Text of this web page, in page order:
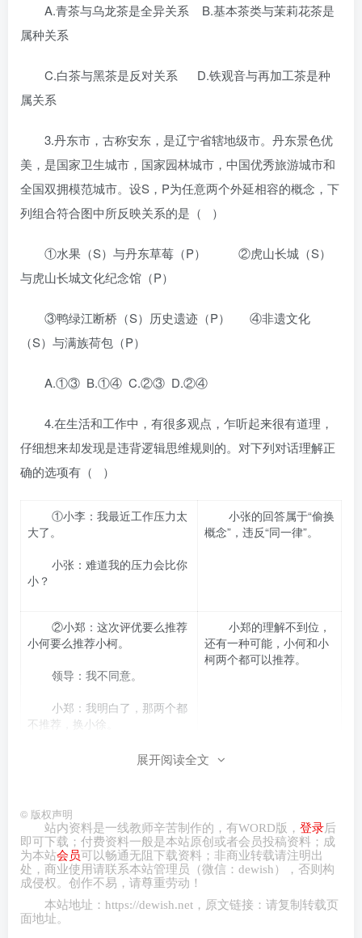
A.青茶与乌龙茶是全异关系 B.基本茶类与茉莉花茶是
属种关系
C.白茶与黑茶是反对关系 D.铁观音与再加工茶是种
属关系
3.丹东市，古称安东，是辽宁省辖地级市。丹东景色优
美，是国家卫生城市，国家园林城市，中国优秀旅游城市和
全国双拥模范城市。设S，P为任意两个外延相容的概念，下
列组合符合图中所反映关系的是（ ）
①水果（S）与丹东草莓（P） ②虎山长城（S）
与虎山长城文化纪念馆（P）
③鸭绿江断桥（S）历史遗迹（P） ④非遗文化
（S）与满族荷包（P）
A.①③ B.①④ C.②③ D.②④
4.在生活和工作中，有很多观点，乍听起来很有道理，
仔细想来却发现是违背逻辑思维规则的。对下列对话理解正
确的选项有（ ）
①小李：我最近工作压力太
大了。
小张：难道我的压力会比你
小？
小张的回答属于“偷换
概念”，违反“同一律”。
②小郑：这次评优要么推荐
小何要么推荐小柯。
领导：我不同意。
小郑：我明白了，那两个都
不推荐，换小徐。
小郑的理解不到位，
还有一种可能，小何和小
柯两个都可以推荐。
③小明：福建省包括福州、
小钱：你这个划分不对啊，
莆田龙岩呢？
④老师：这次考试并非有的
同学不及格。
小红：所以，我们全部及格
小红对老师的理解是
符合逻辑规则的。
展开阅读全文
© 版权声明
站内资料是一线教师辛苦制作的，有WORD版， 登录后
即可下载；付费资料一般是本站原创或者会员投稿资料；成
为本站会员可以畅通无阻下载资料；非商业转载请注明出
处，商业使用请联系本站管理员（微信： dewish ），否则构
成侵权。创作不易，请尊重劳动！
本站地址： https://dewish.net ，原文链接：请复制转载页
面地址。